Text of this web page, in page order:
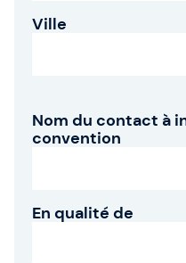
Ville
Nom du contact à
convention
En qualité de